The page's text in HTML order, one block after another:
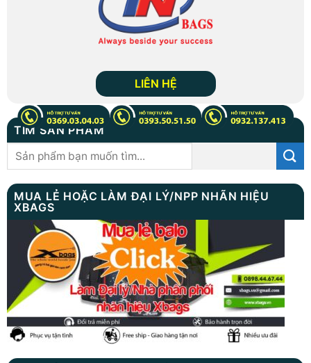
LIÊN HỆ
TÌM SẢN PHẨM
Tìm
MUA LẺ HOẶC LÀM ĐẠI LÝ/NPP NHÃN HIỆU
XBAGS